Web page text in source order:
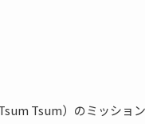
Tsum）のミッショ